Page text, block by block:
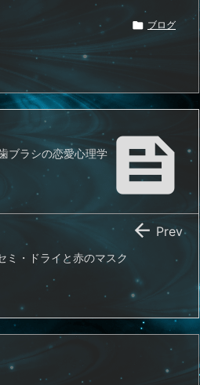
 ブログ

ブラシの恋愛心理学
ミ・ドライと赤のマスク
 Prev